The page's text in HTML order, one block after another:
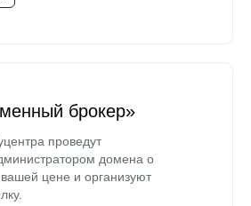
брокер»
проведут
домена о
цене и организуют